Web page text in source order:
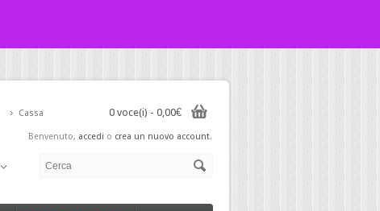
Benvenuto, accedi o crea un nuovo account.
Cassa 0 voce(i) - 0,00€